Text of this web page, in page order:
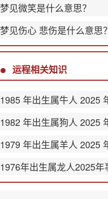
梦见微笑是什么意思？
梦见伤心 悲伤是什么意思？
运程相关知识